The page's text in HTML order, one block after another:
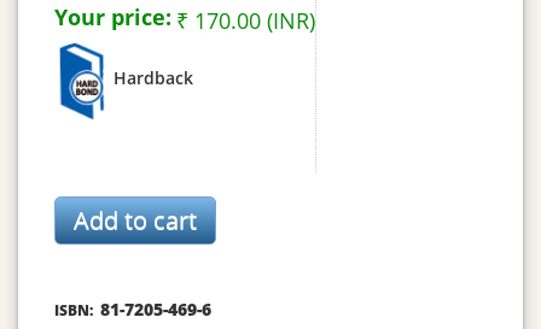
Your price: ₹ 170.00 (INR)
Hardback
ISBN: 81-7205-469-6